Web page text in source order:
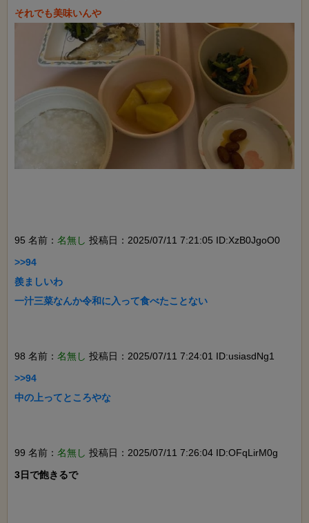
95 名前： 名無し 投稿日：2025/07/11 7:21:05 ID:XzB0JgoO0
>>94
羨ましいわ
一汁三菜なんか令和に入って食べたことない
98 名前： 名無し 投稿日：2025/07/11 7:24:01 ID:usiasdNg1
>>94
中の上ってところやな
99 名前： 名無し 投稿日：2025/07/11 7:26:04 ID:OFqLirM0g
3日で飽きるで